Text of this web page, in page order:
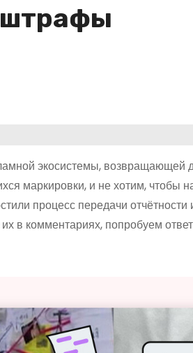
штрафы
экосистемы, возвращающей
маркировки, и не хотим,
процесс передачи
в комментариях, попробуем